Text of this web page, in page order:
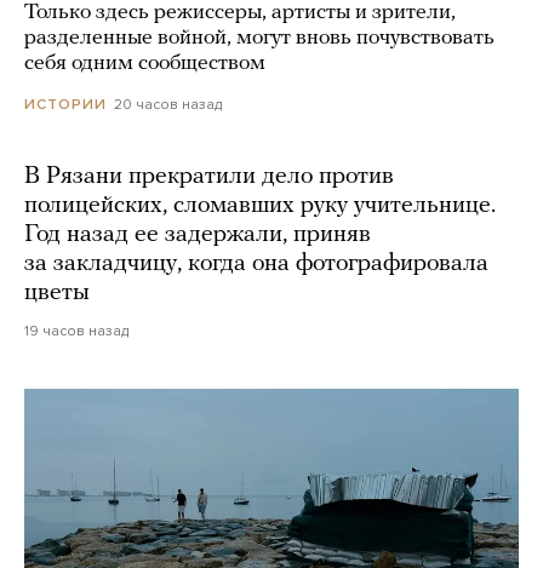
Только здесь режиссеры, артисты и зрители,
разделенные войной, могут вновь почувствовать
себя одним сообществом
ИСТОРИИ 20 часов назад
В Рязани прекратили дело против
полицейских, сломавших руку учительнице.
Год назад ее задержали, приняв
за закладчицу, когда она фотографировала
цветы
19 часов назад